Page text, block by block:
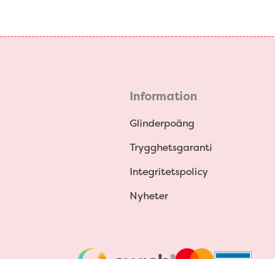
Information
Glinderpoäng
Trygghetsgaranti
Integritetspolicy
Nyheter